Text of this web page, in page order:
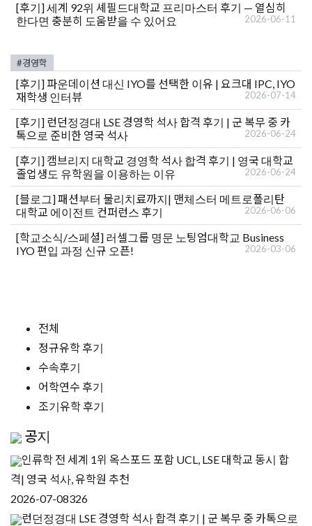
[후기]세계 92위 셰필드대학교 프리마스터 후기 — 열심히
한다면 충분히 도움받을 수 있어요
2026-06-11
#경영학
[후기] 파운데이션 대신 IYO를 선택한 이유 | 요크대 IPC, IYO
재학생 인터뷰
2026-07-14
[후기] 런던정경대 LSE 경영학 석사 합격 후기 | 군 복무 중 카
톡으로 준비한 영국 석사
2026-06-24
[후기] 캠브리지 대학교 경영학 석사 합격 후기 | 영국 대학교
졸업생도 유학원을 이용하는 이유
2026-06-24
[블로그]패션부터 물리치료까지| 맨체스터 메트로폴리탄
대학교 에이전트 컨퍼런스 후기
2026-06-06
[학교소식/스페셜] 러셀그룹 명문 노팅엄대학교 Business
IYO 편입 과정 신규 오픈!
2026-03-06
전체
정규유학 후기
수속후기
어학연수 후기
조기유학 후기
공지
인류학 전 세계 1위 옥스포드 포함 UCL, LSE 대학교 동시 합
격| 영국 석사, 유학원 추천
2026-07-08326
런던정경대 LSE 경영학 석사 합격 후기 | 군 복무 중 카톡으로